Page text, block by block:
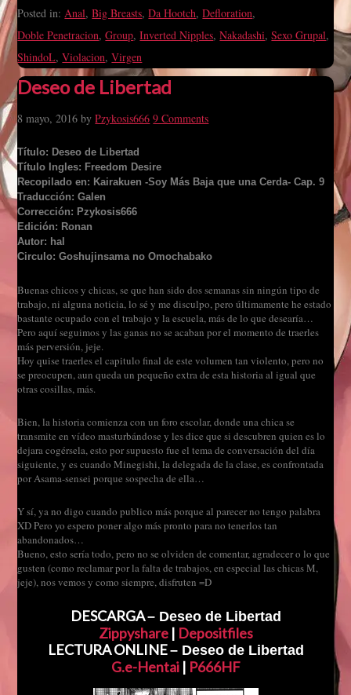
Posted in:Anal,Big Breasts,Da Hootch,Defloration,
Doble Penetracion,Group,Inverted Nipples,Nakadashi,Sexo Grupal,
ShindoL,Violacion,Virgen
Deseo de Libertad
8 mayo, 2016 byPzykosis666 9 Comments
Título: Deseo de Libertad
Título Ingles: Freedom Desire
Recopilado en: Kairakuen -Soy Más Baja que una Cerda- Cap. 9
Traducción: Galen
Corrección: Pzykosis666
Edición: Ronan
Autor: hal
Circulo: Goshujinsama no Omochabako
Buenas chicos y chicas, se que han sido dos semanas sin ningún tipo de
trabajo, ni alguna noticia, lo sé y me disculpo, pero últimamente he estado
bastante ocupado con el trabajo y la escuela, más de lo que desearía…
Pero aquí seguimos y las ganas no se acaban por el momento de traerles
más perversión, jeje.
Hoy quise traerles el capitulo final de este volumen tan violento, pero no
se preocupen, aun queda un pequeño extra de esta historia al igual que
otras cosillas, más.
Bien, la historia comienza con un foro escolar, donde una chica se
transmite en vídeo masturbándose y les dice que si descubren quien es lo
dejara cogérsela, esto por supuesto fue el tema de conversación del día
siguiente, y es cuando Minegishi, la delegada de la clase, es confrontada
por Asama-sensei porque sospecha de ella…
Y sí, ya no digo cuando publico más porque al parecer no tengo palabra
XD Pero yo espero poner algo más pronto para no tenerlos tan
abandonados…
Bueno, esto sería todo, pero no se olviden de comentar, agradecer o lo que
gusten (como reclamar por la falta de trabajos, en especial las chicas M,
jeje), nos vemos y como siempre, disfruten =D
DESCARGA– Deseo de Libertad
Zippyshare| Depositfiles
LECTURA ONLINE– Deseo de Libertad
G.e-Hentai| P666HF